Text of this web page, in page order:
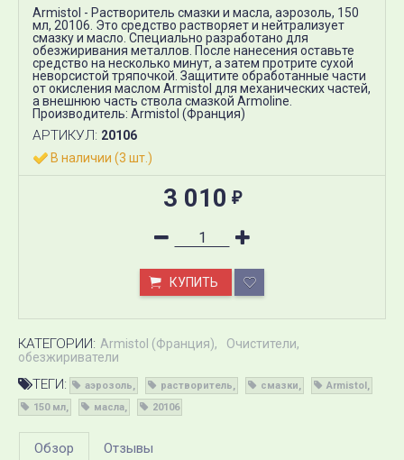
Armistol - Растворитель смазки и масла, аэрозоль, 150
мл, 20106. Это средство растворяет и нейтрализует
смазку и масло. Специально разработано для
обезжиривания металлов. После нанесения оставьте
средство на несколько минут, а затем протрите сухой
неворсистой тряпочкой. Защитите обработанные части
от окисления маслом Armistol для механических частей,
а внешнюю часть ствола смазкой Armoline.​
Производитель: Armistol (Франция)
АРТИКУЛ: 20106
В наличии (3 шт.)
3 010 ₽
КУПИТЬ
КАТЕГОРИИ: Armistol (Франция)
Очистители,
обезжириватели
ТЕГИ: аэрозоль растворитель смазки
Armistol
150 мл
масла 20106
Обзор Отзывы